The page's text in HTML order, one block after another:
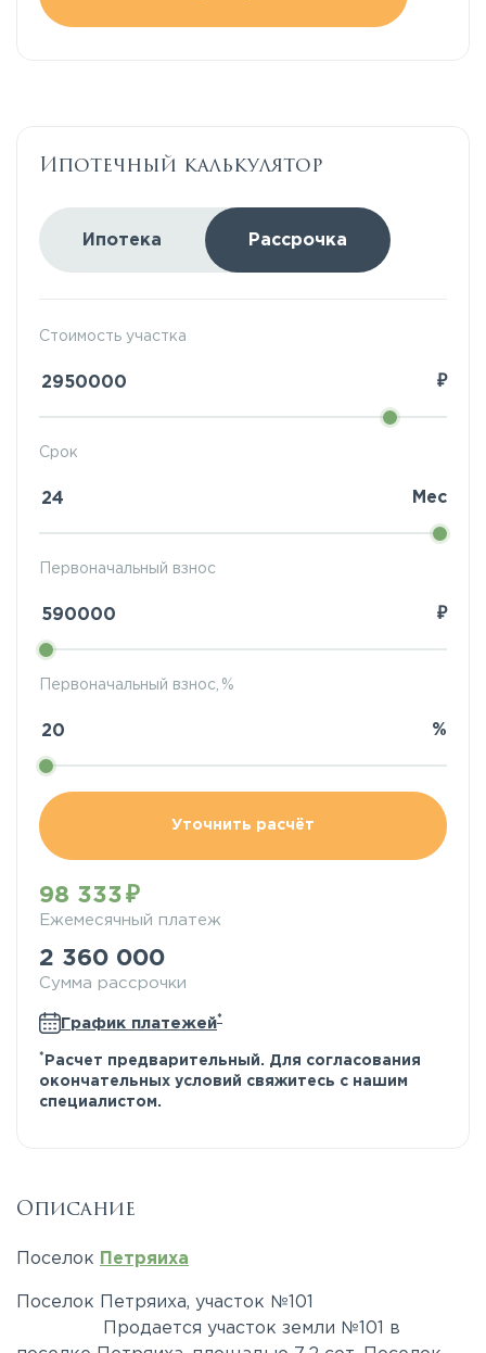
Ипотечный калькулятор
Ипотека Рассрочка
Стоимость участка
₽
Первоначальный взнос
₽
Срок
Мес
Первоначальный взнос, %
%
Уточнить расчёт
98 333
Ежемесячный платеж
2 360 000
Сумма рассрочки
График платежей*
* Расчет предварительный. Для согласования
окончательных условий свяжитесь с нашим
специалистом.
Описание
Поселок Петряиха
Поселок Петряиха, участок №101
Продается участок земли №101 в